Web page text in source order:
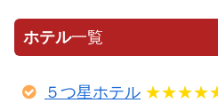
ホテル一覧
５つ星ホテル